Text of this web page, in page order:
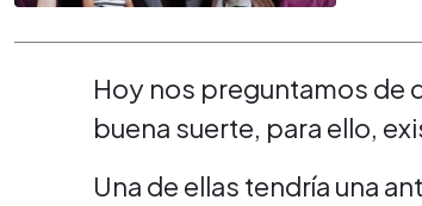
Hoy nos preguntamos de
buena suerte, para ello,
Una de ellas tendría una